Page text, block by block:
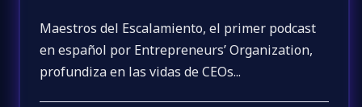
Maestros del Escalamiento, el primer podcast
en español por Entrepreneurs’ Organization,
profundiza en las vidas de CEOs...